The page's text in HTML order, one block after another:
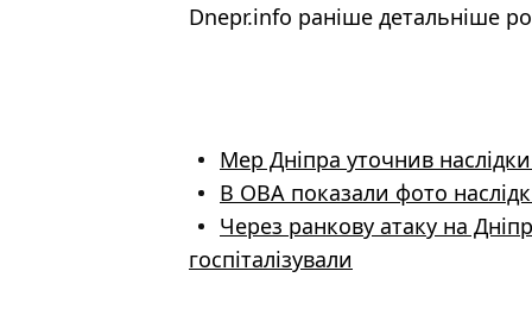
Dnepr.info раніше детальніше
Мер Дніпра уточнив
В ОВА показали фото
Через ранкову атаку на
госпіталізували